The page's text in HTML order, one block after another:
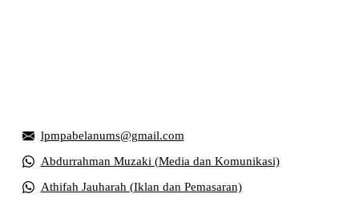
lpmpabelanums@gmail.com
Abdurrahman Muzaki (Media dan Komunikasi)
Athifah Jauharah (Iklan dan Pemasaran)